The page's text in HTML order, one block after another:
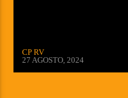
CP RV
27 AGOSTO, 2024